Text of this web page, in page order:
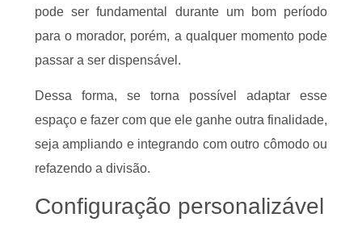
pode ser fundamental durante um bom período
para o morador, porém, a qualquer momento pode
passar a ser dispensável.
Dessa forma, se torna possível adaptar esse
espaço e fazer com que ele ganhe outra finalidade,
seja ampliando e integrando com outro cômodo ou
refazendo a divisão.
Configuração personalizável